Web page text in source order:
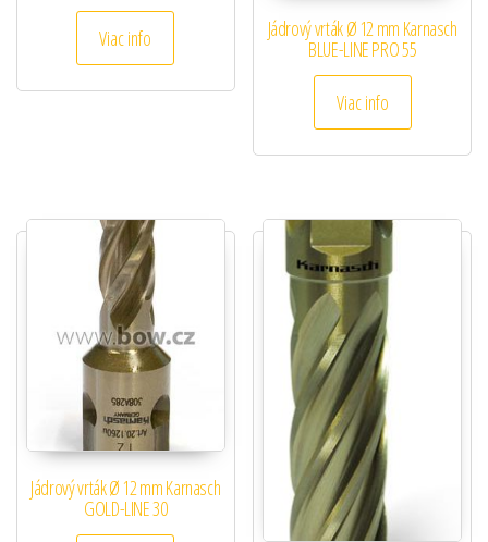
Viac info Jádrový vrták Ø 12 mm Karnasch
BLUE-LINE PRO 55
Viac info
Jádrový vrták Ø 12 mm Karnasch
GOLD-LINE 30